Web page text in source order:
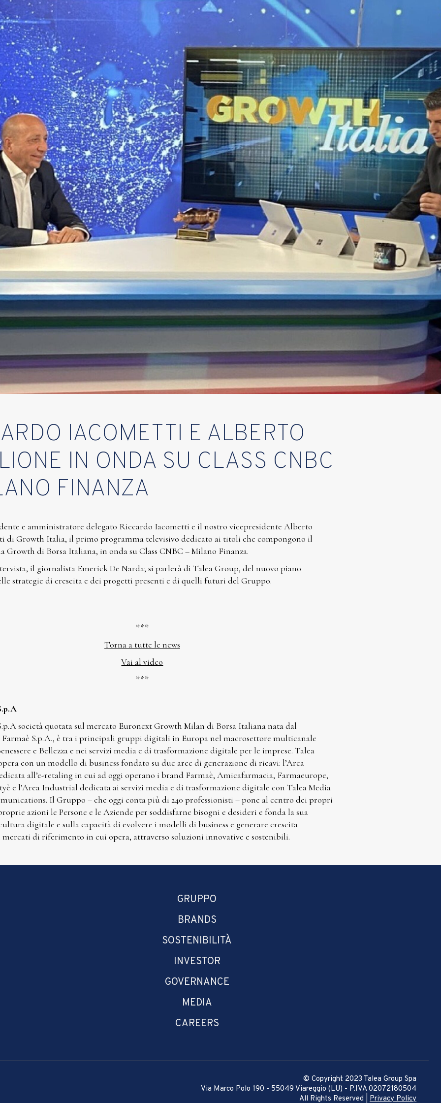
IACOMETTI E ALBERTO
IN ONDA SU CLASS CNBC
FINANZA
e amministratore delegato Riccardo Iacometti e il nostro vicepresidente Alberto
di Growth Italia, il primo programma televisivo dedicato ai titoli che compongono il
Growth di Borsa Italiana, in onda su Class CNBC – Milano Finanza.
il giornalista Emerick De Narda; si parlerà di Talea Group, del nuovo piano
strategie di crescita e dei progetti presenti e di quelli futuri del Gruppo.
***
Torna a tutte le news
Vai al video
***
società quotata sul mercato Euronext Growth Milan di Borsa Italiana nata dal
S.p.A., è tra i principali gruppi digitali in Europa nel macrosettore multicanale
e Bellezza e nei servizi media e di trasformazione digitale per le imprese. Talea
con un modello di business fondato su due aree di generazione di ricavi: l’Area
all’e-retaling in cui ad oggi operano i brand Farmaè, Amicafarmacia, Farmaeurope,
e l’Area Industrial dedicata ai servizi media e di trasformazione digitale con Talea Media
Il Gruppo – che oggi conta più di 240 professionisti – pone al centro dei propri
azioni le Persone e le Aziende per soddisfarne bisogni e desideri e fonda la sua
digitale e sulla capacità di evolvere i modelli di business e generare crescita
mercati di riferimento in cui opera, attraverso soluzioni innovative e sostenibili.
GRUPPO
BRANDS
SOSTENIBILITÀ
INVESTOR
GOVERNANCE
MEDIA
CAREERS
© Copyright 2023 Talea Group Spa
Via Marco Polo 190 - 55049 Viareggio (LU) - P.IVA 02072180504
All Rights Reserved | Privacy Policy